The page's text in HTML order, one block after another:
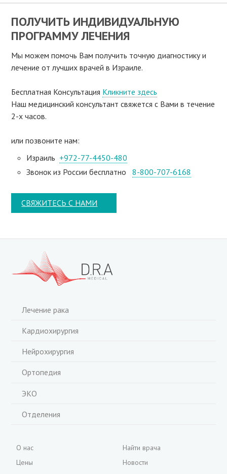
ПОЛУЧИТЬ ИНДИВИДУАЛЬНУЮ
ПРОГРАММУ ЛЕЧЕНИЯ
Мы можем помочь Вам получить точную диагностику и
лечение от лучших врачей в Израиле.
Бесплатная Консультация Кликните здесь
Наш медицинский консультант свяжeтся с Вами в течение
2-х часов.
или позвоните нам:
Израиль +972-77-4450-480
Звонок из России бесплатно8-800-707-6168
СВЯЖИТЕСЬ С НАМИ
Лечение рака
Кардиохирургия
Нейрохирургия
Ортопедия
ЭКО
Отделения
О нас
Цены
Найти врача
Новости